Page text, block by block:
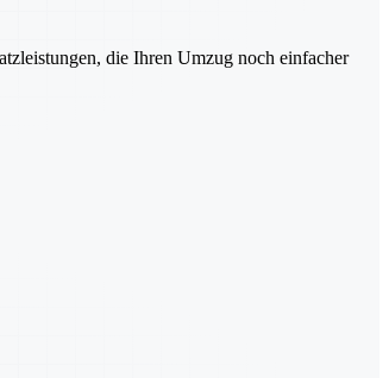
die Ihren Umzug noch einfacher